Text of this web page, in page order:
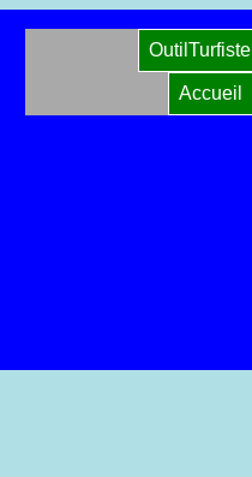
OutilTurfiste
Accueil